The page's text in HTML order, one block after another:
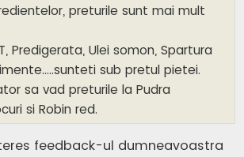
preturile sunt mai mult
Predigerata, Ulei somon, Spartura
sub pretul pietei.
sa vad preturile la Pudra
si Robin red.
feedback-ul dumneavoastra